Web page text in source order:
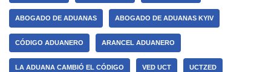
ABOGADO DE ADUANAS ABOGADO DE ADUANAS KYIV
CÓDIGO ADUANERO ARANCEL ADUANERO
LA ADUANA CAMBIÓ EL CÓDIGO VED UCT UCTZED